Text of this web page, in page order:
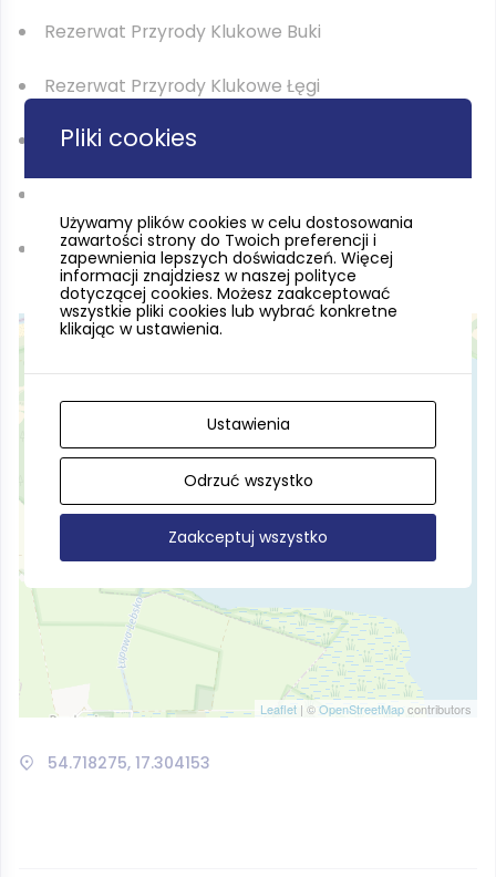
Rezerwat Przyrody Klukowe Buki
Rezerwat Przyrody Klukowe Łęgi
Rezerwat Przyrody zolszyna
Obszar Ochrony Ścisłej Moroszka
Jezioro Łebsko
×
Leaflet | ©OpenStreetMapcontributors
54.718275, 17.304153
Pliki cookies
Używamy plików cookies w celu dostosowania
zawartości strony do Twoich preferencji i
zapewnienia lepszych doświadczeń. Więcej
informacji znajdziesz w naszej polityce
dotyczącej cookies. Możesz zaakceptować
wszystkie pliki cookies lub wybrać konkretne
klikając w ustawienia.
Ustawienia
Odrzuć wszystko
Zaakceptuj wszystko